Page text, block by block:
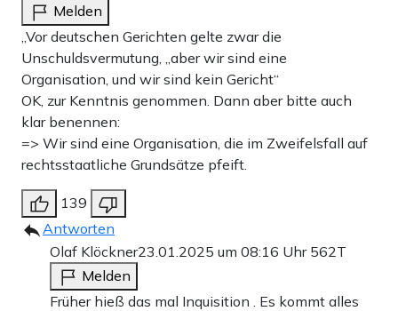
Melden
„Vor deutschen Gerichten gelte zwar die
Unschuldsvermutung, „aber wir sind eine
Organisation, und wir sind kein Gericht“
OK, zur Kenntnis genommen. Dann aber bitte auch
klar benennen:
=> Wir sind eine Organisation, die im Zweifelsfall auf
rechtsstaatliche Grundsätze pfeift.
139
Antworten
Olaf Klöckner23.01.2025 um 08:16 Uhr 562T
Melden
Früher hieß das mal Inquisition . Es kommt alles